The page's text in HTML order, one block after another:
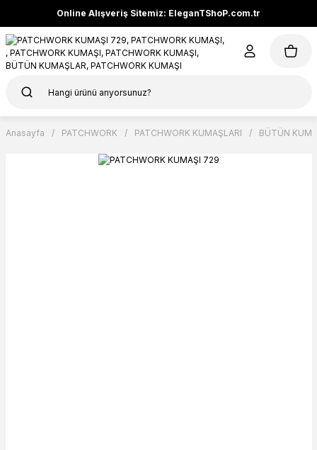
Online Alışveriş Sitemiz: EleganTShoP.com.tr
Anasayfa PATCHWORK PATCHWORK KUMAŞLARI BÜTÜN